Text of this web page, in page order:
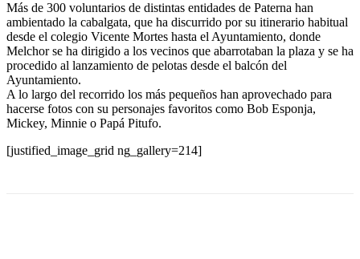
Más de 300 voluntarios de distintas entidades de Paterna han
ambientado la cabalgata, que ha discurrido por su itinerario habitual
desde el colegio Vicente Mortes hasta el Ayuntamiento, donde
Melchor se ha dirigido a los vecinos que abarrotaban la plaza y se ha
procedido al lanzamiento de pelotas desde el balcón del
Ayuntamiento.
A lo largo del recorrido los más pequeños han aprovechado para
hacerse fotos con su personajes favoritos como Bob Esponja,
Mickey, Minnie o Papá Pitufo.
[justified_image_grid ng_gallery=214]